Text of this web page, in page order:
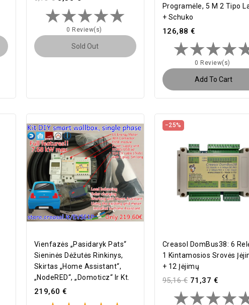
0 Review(s)
Sold Out
Programėle, 5 M 2 Tipo
+ Schuko
126,88 €
0 Review(s)
Add To Cart
Vienfazės „pasidaryk Pats“
Sieninės Dėžutės Rinkinys,
Skirtas „Home Assistant“,
„NodeRED“, „Domoticz“ Ir Kt.
219,60 €
−25%
Creasol DomBus38: 6
1 Kintamosios Srovės
+ 12 Įėjimų
95,16 € 71,37 €